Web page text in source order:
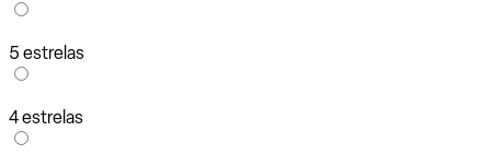
5 estrelas
4 estrelas